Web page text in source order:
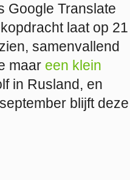
Google Translate
laat op 21
samenvallend
maar een klein
in Rusland, en
blijft deze